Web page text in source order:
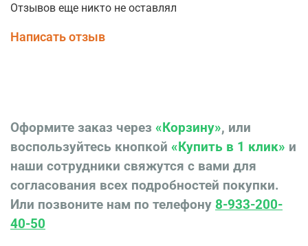
Отзывов еще никто не оставлял
Написать отзыв
Оформите заказ через «Корзину», или
воспользуйтесь кнопкой «Купить в 1 клик» и
наши сотрудники свяжутся с вами для
согласования всех подробностей покупки.
Или позвоните нам по телефону 8-933-200-
40-50